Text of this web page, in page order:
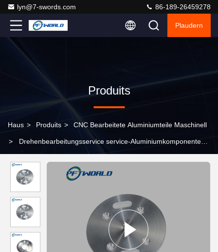
lyn@7-swords.com 86-189-26459278
Plaudern
Produits
Haus > Produits > CNC Bearbeitete Aluminiumteile Maschinell
> Drehenbearbeitungsservice service-Aluminiumkomponenten